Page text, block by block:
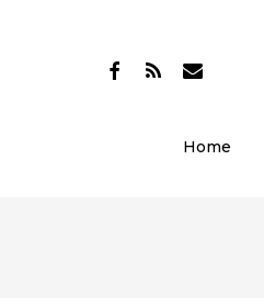
facebook
RSS email
Home